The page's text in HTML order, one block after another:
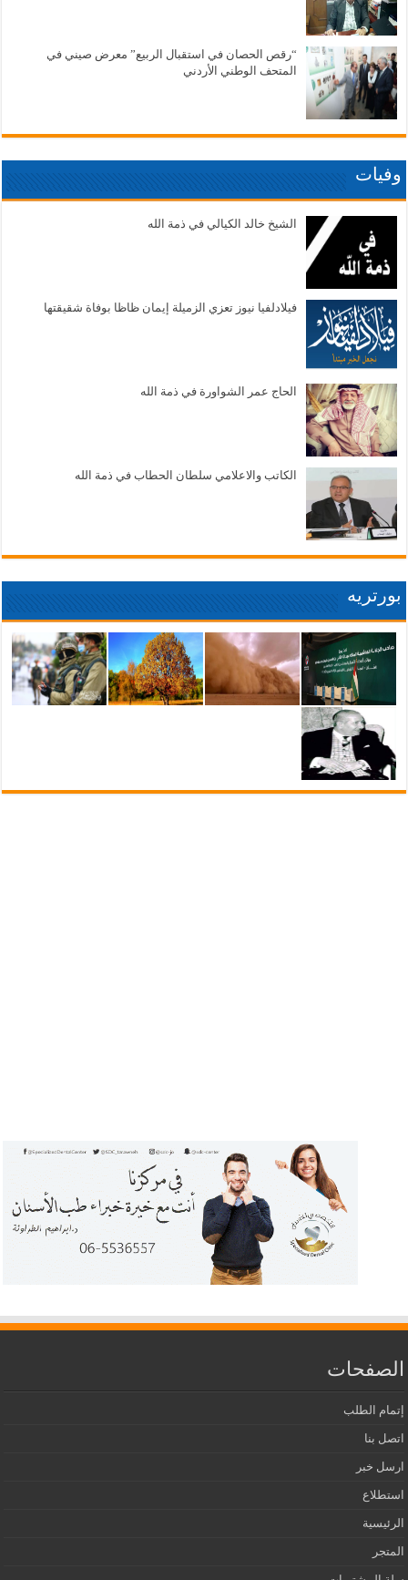
“رقص الحصان في استقبال الربيع” معرض صيني في
المتحف الوطني الأردني
وفيات
الشيخ خالد الكيالي في ذمة الله
فيلادلفيا نيوز تعزي الزميلة إيمان ظاظا بوفاة شقيقتها
الحاج عمر الشواورة في ذمة الله
الكاتب والاعلامي سلطان الحطاب في ذمة الله
بورتريه
الصفحات
إتمام الطلب
اتصل بنا
ارسل خبر
استطلاع
الرئيسية
المتجر